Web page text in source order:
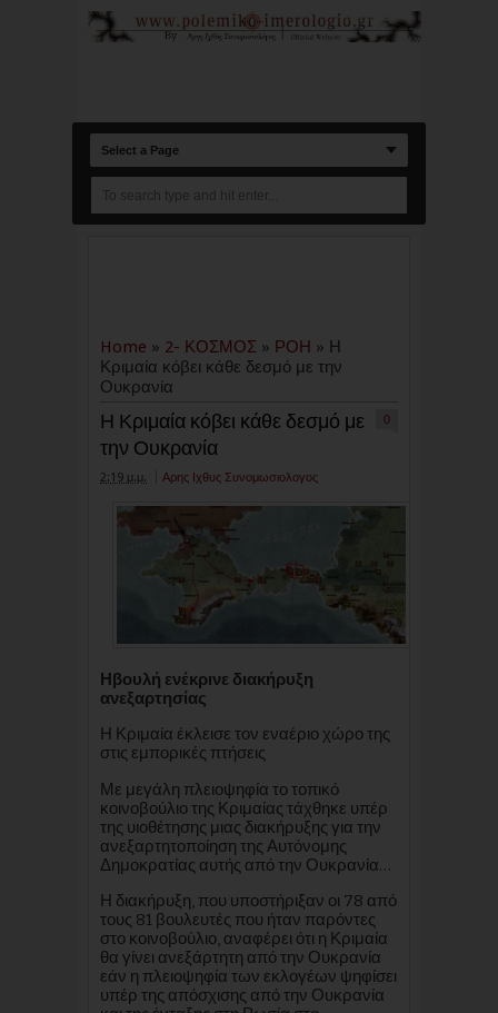
Select a Page
Home » 2- ΚΟΣΜΟΣ » ΡΟΗ » Η
Κριμαία κόβει κάθε δεσμό με την
Ουκρανία
Η Κριμαία κόβει κάθε δεσμό με
την Ουκρανία
2:19 μ.μ. Αρης Ιχθυς Συνομωσιολογος
0
Ηβουλή ενέκρινε διακήρυξη
ανεξαρτησίας
Η Κριμαία έκλεισε τον εναέριο χώρο της
στις εμπορικές πτήσεις
Με μεγάλη πλειοψηφία το τοπικό
κοινοβούλιο της Κριμαίας τάχθηκε υπέρ
της υιοθέτησης μιας διακήρυξης για την
ανεξαρτητοποίηση της Αυτόνομης
Δημοκρατίας αυτής από την Ουκρανία…
Η διακήρυξη, που υποστήριξαν οι 78 από
τους 81 βουλευτές που ήταν παρόντες
στο κοινοβούλιο, αναφέρει ότι η Κριμαία
θα γίνει ανεξάρτητη από την Ουκρανία
εάν η πλειοψηφία των εκλογέων ψηφίσει
υπέρ της απόσχισης από την Ουκρανία